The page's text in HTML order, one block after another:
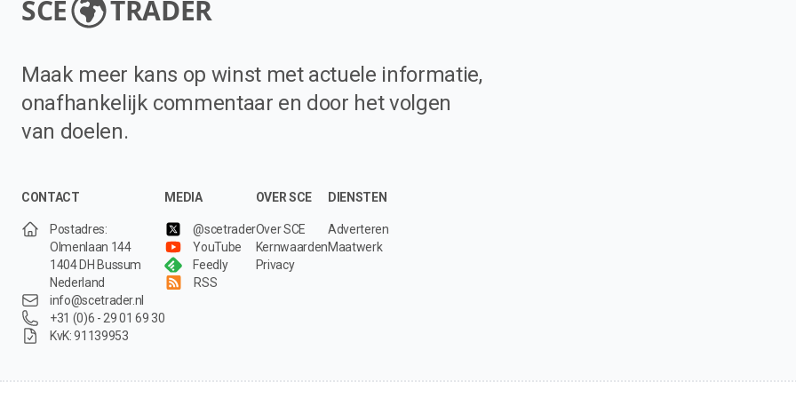
SCE TRADER
Maak meer kans op winst met actuele informatie,
onafhankelijk commentaar en door het volgen
van doelen.
CONTACT
Postadres:
Olmenlaan 144
1404 DH Bussum
Nederland
info@scetrader.nl
+31 (0)6 - 29 01 69 30
KvK: 91139953
MEDIA
@scetrader
YouTube
Feedly
RSS
OVER SCE
Over SCE
Kernwaarden
Privacy
DIENSTEN
Adverteren
Maatwerk